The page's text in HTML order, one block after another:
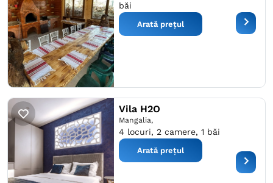
băi
Arată prețul
Vila H2O
Mangalia,
4 locuri, 2 camere, 1 băi
Arată prețul